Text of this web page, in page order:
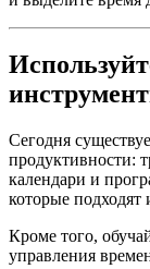
Сегодня
продуктивности:
календари и
которые подходят
Кроме того,
управления